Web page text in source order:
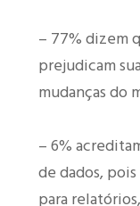
– 77% dizem
prejudicam
mudanças do
– 6%
de dados,
para